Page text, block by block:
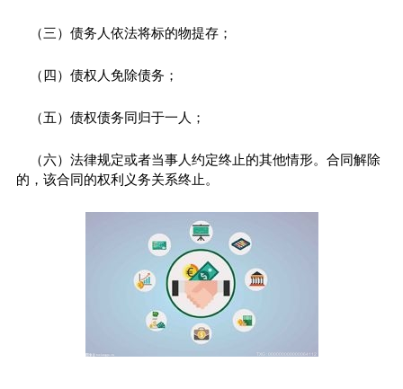
（三）债务人依法将标的物提存；
（四）债权人免除债务；
（五）债权债务同归于一人；
（六）法律规定或者当事人约定终止的其他情形。合同解除
的，该合同的权利义务关系终止。